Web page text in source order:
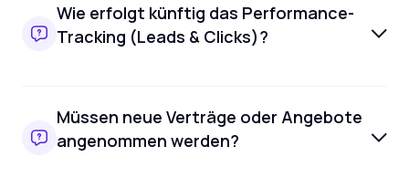
Wie erfolgt künftig das Performance-
Tracking (Leads & Clicks)?
Müssen neue Verträge oder Angebote
angenommen werden?